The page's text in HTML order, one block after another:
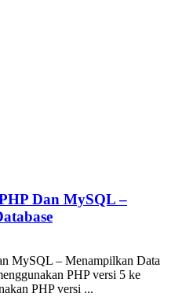
Dan MySQL –
MySQL – Menampilkan Data
PHP versi 5 ke
PHP versi ...